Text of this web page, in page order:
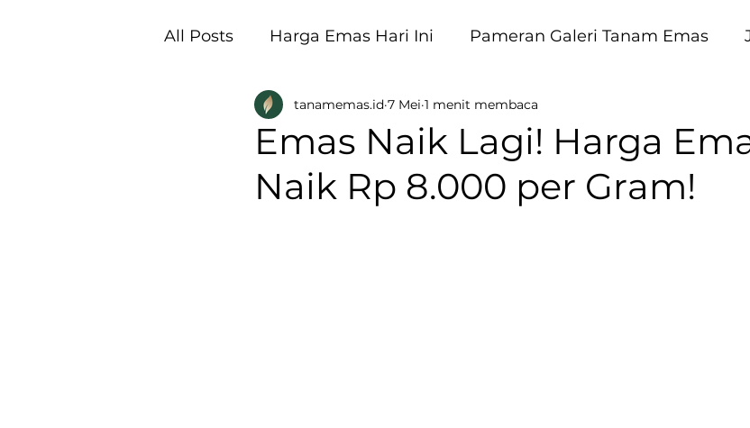
All Posts Harga Emas Hari Ini Pameran Galeri Tanam Emas
Pembukaan Galeri Tanam Emas
Emas Naik Lagi! Harga
Naik Rp 8.000 per Gram!
tanamemas.id 7 Mei 1 menit membaca